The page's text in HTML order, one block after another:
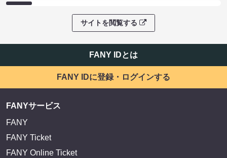
サイトを閲覧する
FANY IDとは
FANY IDに登録・ログインする
FANYサービス
FANY
FANY Ticket
FANY Online Ticket